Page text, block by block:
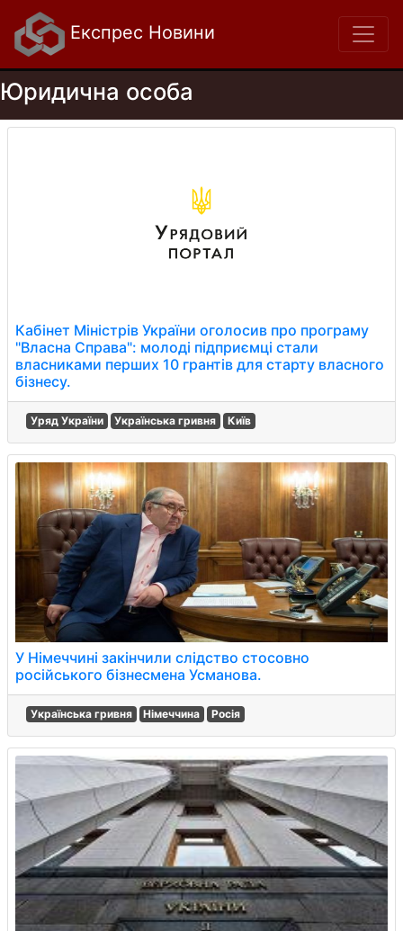
Експрес Новини
Юридична особа
Кабінет Міністрів України оголосив про програму
"Власна Справа": молоді підприємці стали
власниками перших 10 грантів для старту власного
бізнесу.
Уряд України Українська гривня Київ
У Німеччині закінчили слідство стосовно
російського бізнесмена Усманова.
Українська гривня Німеччина Росія